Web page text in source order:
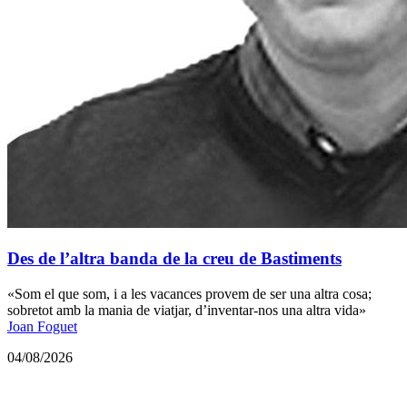
Des de l’altra banda de la creu de Bastiments
«Som el que som, i a les vacances provem de ser una altra cosa;
sobretot amb la mania de viatjar, d’inventar-nos una altra vida»
Joan Foguet
04/08/2026